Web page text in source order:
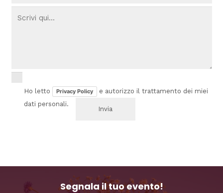
Ho letto Privacy Policy
e autorizzo il trattamento dei miei
dati personali.
Segnala il tuo evento!